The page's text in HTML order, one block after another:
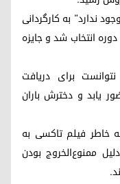
ندارد" به کارگردانی
انتخاب شد و جایزه
برای دریافت
یابد و دخترش باران
خاطر فیلم تاکسی به
ممنوع‌الخروج بودن